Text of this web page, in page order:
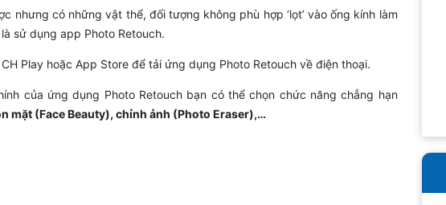
nhưng có những vật thể, đối tượng không phù hợp ‘lọt’ vào ống kính làm
sử dụng app Photo Retouch.
Play hoặc App Store để tải ứng dụng Photo Retouch về điện thoại.
của ứng dụng Photo Retouch bạn có thể chọn chức năng chẳng hạn
mặt (Face Beauty), chỉnh ảnh (Photo Eraser),…